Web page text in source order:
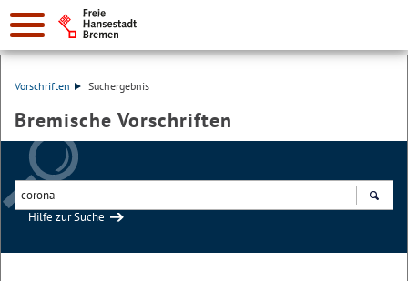
Vorschriften Suchergebnis
Bremische Vorschriften
Hilfe zur Suche